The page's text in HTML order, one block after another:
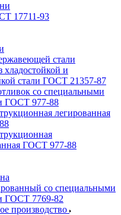
17711-93
стали
хладостойкой и
стали ГОСТ 21357-87
со специальными
ГОСТ 977-88
легированная
ГОСТ 977-88
со специальными
ГОСТ 7769-82
производство